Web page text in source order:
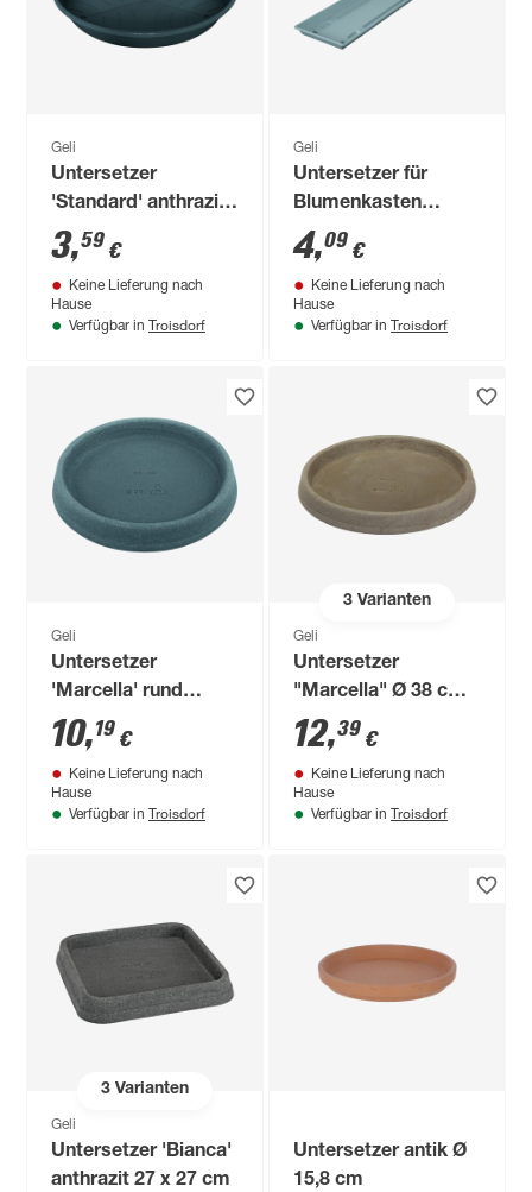
Geli
Untersetzer
'Standard' anthrazit
Ø 27 cm
3,59 €
Keine Lieferung nach
Hause
Verfügbar in Troisdorf
Geli
Untersetzer für
Blumenkasten
'Standard'
betonfarbe hell 80
cm
4,09 €
Keine Lieferung nach
Hause
Verfügbar in Troisdorf
Geli
Untersetzer
'Marcella' rund
betonfarbe hell 30
cm
10,19 €
Keine Lieferung nach
Hause
Verfügbar in Troisdorf
3Varianten
Geli
Untersetzer
"Marcella" Ø 38 cm
Taupe
12,39 €
Keine Lieferung nach
Hause
Verfügbar in Troisdorf
3Varianten
Geli
Untersetzer 'Bianca'
anthrazit 27 x 27 cm
Untersetzer antik Ø
15,8 cm